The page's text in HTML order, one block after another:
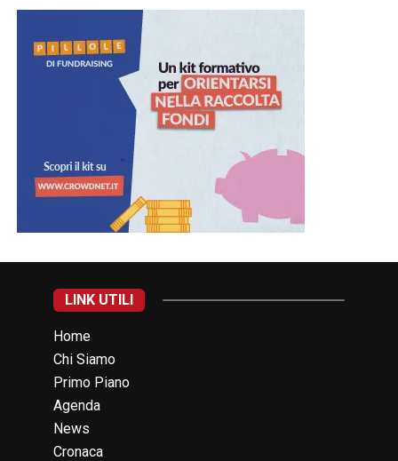
LINK UTILI
Home
Chi Siamo
Primo Piano
Agenda
News
Cronaca